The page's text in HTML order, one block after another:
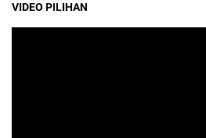
VIDEO PILIHAN